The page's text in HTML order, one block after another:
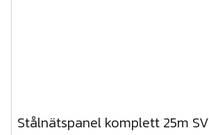
Stålnätspanel komplett 25m SV